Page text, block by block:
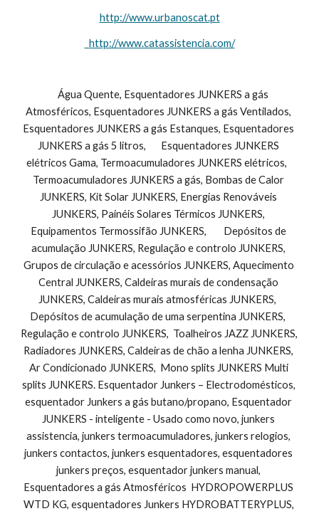
http://www.urbanoscat.pt
  http://www.catassistencia.com/
Atmosféricos, Esquentadores JUNKERS a gás Ventilados,
Esquentadores JUNKERS a gás Estanques, Esquentadores
JUNKERS a gás 5 litros,       Esquentadores JUNKERS
elétricos Gama, Termoacumuladores JUNKERS elétricos,
Termoacumuladores JUNKERS a gás, Bombas de Calor
JUNKERS, Kit Solar JUNKERS, Energias Renováveis
JUNKERS, Painéis Solares Térmicos JUNKERS,
Equipamentos Termossifão JUNKERS,        Depósitos de
acumulação JUNKERS, Regulação e controlo JUNKERS,
Grupos de circulação e acessórios JUNKERS, Aquecimento
Central JUNKERS, Caldeiras murais de condensação
JUNKERS, Caldeiras murais atmosféricas JUNKERS,
Depósitos de acumulação de uma serpentina JUNKERS,
Regulação e controlo JUNKERS,  Toalheiros JAZZ JUNKERS,
Radiadores JUNKERS, Caldeiras de chão a lenha JUNKERS,
Ar Condicionado JUNKERS,  Mono splits JUNKERS Multi
splits JUNKERS. Esquentador Junkers – Electrodomésticos,
esquentador Junkers a gás butano/propano, Esquentador
JUNKERS - inteligente - Usado como novo, junkers
assistencia, junkers termoacumuladores, junkers relogios,
junkers contactos, junkers esquentadores, esquentadores
junkers preços, esquentador junkers manual,
Esquentadores a gás Atmosféricos  HYDROPOWERPLUS
WTD KG, esquentadores Junkers HYDROBATTERYPLUS,